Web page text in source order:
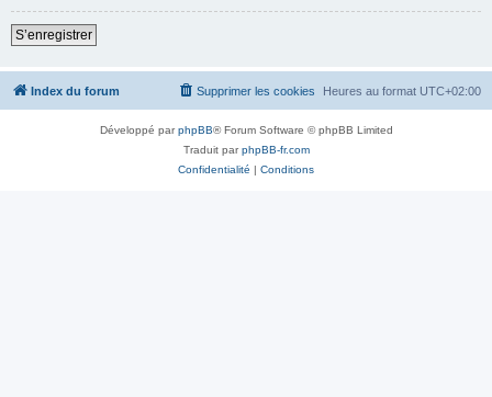
S’enregistrer
Index du forum Heures au format UTC+02:00
Supprimer les cookies
Développé parphpBB® Forum Software © phpBB Limited
Traduit parphpBB-fr.com
Confidentialité | Conditions